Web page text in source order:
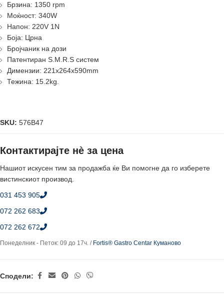
Брзина: 1350 rpm
Моќност: 340W
Напон: 220V 1N
Боја: Црна
Бројчаник на дози
Патентиран S.M.R.S систем
Димензии: 221х264х590mm
Тежина: 15.2kg.
SKU: 576B47
Контактирајте нè за цена
Нашиот искусен тим за продажба ќе Ви помогне да го изберете
вистинскиот производ.
031 453 905
072 262 683
072 262 672
Понеделник - Петок: 09 до 17ч. / Fortis® Gastro Centar Куманово
Сподели: